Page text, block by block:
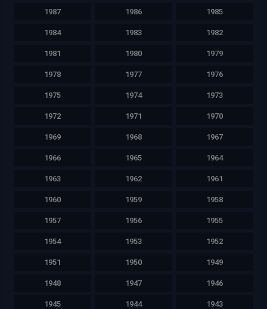
1987 1986 1985
1984 1983 1982
1981 1980 1979
1978 1977 1976
1975 1974 1973
1972 1971 1970
1969 1968 1967
1966 1965 1964
1963 1962 1961
1960 1959 1958
1957 1956 1955
1954 1953 1952
1951 1950 1949
1948 1947 1946
1945 1944 1943